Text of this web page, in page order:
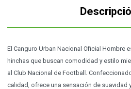
El Canguro Urban Nacional Oficial Hombre
hinchas que buscan comodidad y estilo
al Club Nacional de Football.
calidad, ofrece una sensación de suavidad